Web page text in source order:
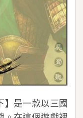
】是一款以三國